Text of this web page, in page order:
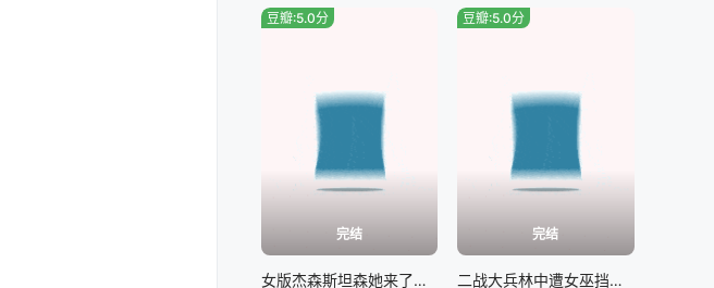
完结
豆瓣:5.0分
女版杰森斯坦森她来了，请叫她螺丝刀女侠#特送
完结
豆瓣:5.0分
二战大兵林中遭女巫挡道，奇幻新片#猎战